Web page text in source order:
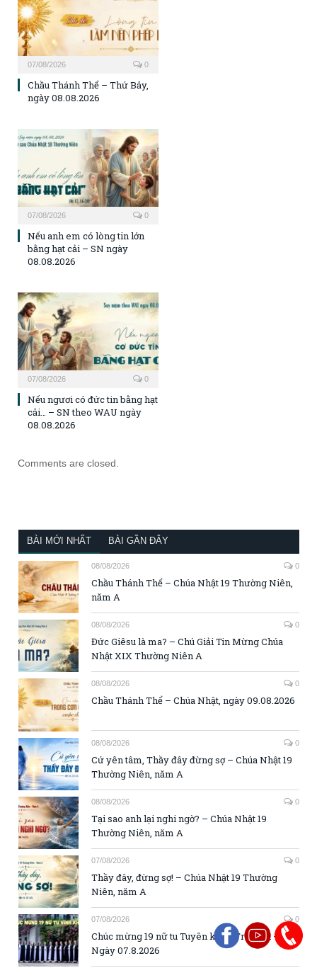
07/08/2026 0
Chầu Thánh Thể – Thứ Bảy,
ngày 08.08.2026
07/08/2026 0
Nếu anh em có lòng tin lớn
bằng hạt cải – SN ngày
08.08.2026
07/08/2026 0
Nếu ngươi có đức tin bằng hạt
cải… – SN theo WAU ngày
08.08.2026
Comments are closed.
BÀI MỚI NHẤT BÀI GẦN ĐÂY
08/08/2026 0
Chầu Thánh Thể – Chúa Nhật 19 Thường Niên,
năm A
08/08/2026 0
Đức Giêsu là ma? – Chú Giải Tin Mừng Chúa
Nhật XIX Thường Niên A
08/08/2026 0
Chầu Thánh Thể – Chúa Nhật, ngày 09.08.2026
08/08/2026 0
Cứ yên tâm, Thầy đây đừng sợ – Chúa Nhật 19
Thường Niên, năm A
08/08/2026 0
Tại sao anh lại nghi ngờ? – Chúa Nhật 19
Thường Niên, năm A
07/08/2026 0
Thầy đây, đừng sợ! – Chúa Nhật 19 Thường
Niên, năm A
07/08/2026 0
Chúc mừng 19 nữ tu Tuyên khấn Trọn đời –
Ngày 07.8.2026